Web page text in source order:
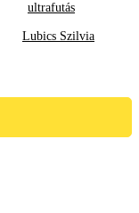
ultrafutás
Lubics Szilvia